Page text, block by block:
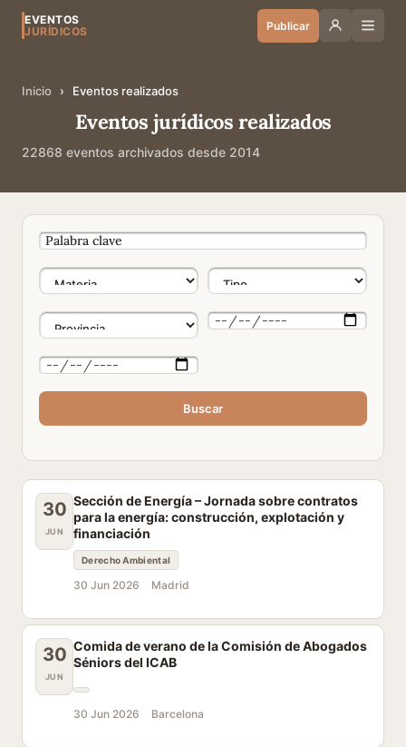
EVENTOS
JURÍDICOS
Publicar
Inicio › Eventos realizados
Eventos jurídicos realizados
22868 eventos archivados desde 2014
Buscar
30
JUN
Sección de Energía – Jornada sobre contratos
para la energía: construcción, explotación y
financiación
Derecho Ambiental
30 Jun 2026 Madrid
30
JUN
Comida de verano de la Comisión de Abogados
Séniors del ICAB
30 Jun 2026 Barcelona